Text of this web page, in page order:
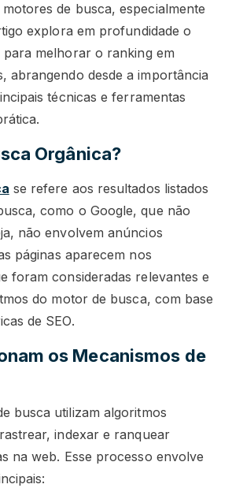
de busca, especialmente
explora em profundidade o
para melhorar o ranking em
abrangendo desde a importância
técnicas e ferramentas
Orgânica?
se refere aos resultados listados
como o Google, que não
não envolvem anúncios
páginas aparecem nos
foram consideradas relevantes e
do motor de busca, com base
de SEO.
os Mecanismos de
busca utilizam algoritmos
indexar e ranquear
na web. Esse processo envolve